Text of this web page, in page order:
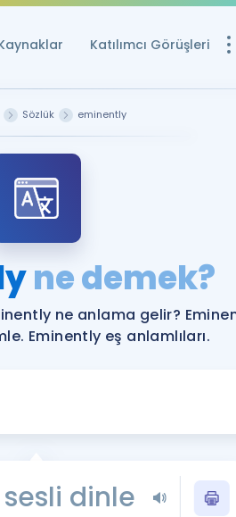
Katılımcı Görüşleri
YDS ve YÖKDİL
YDS ve YÖKDİL'e
Tüm ÖSYM
YDS - YÖKDİL
Sözlük eminently
ne demek?
ne anlama gelir?
Eminently eş anlamlıları.
dinle